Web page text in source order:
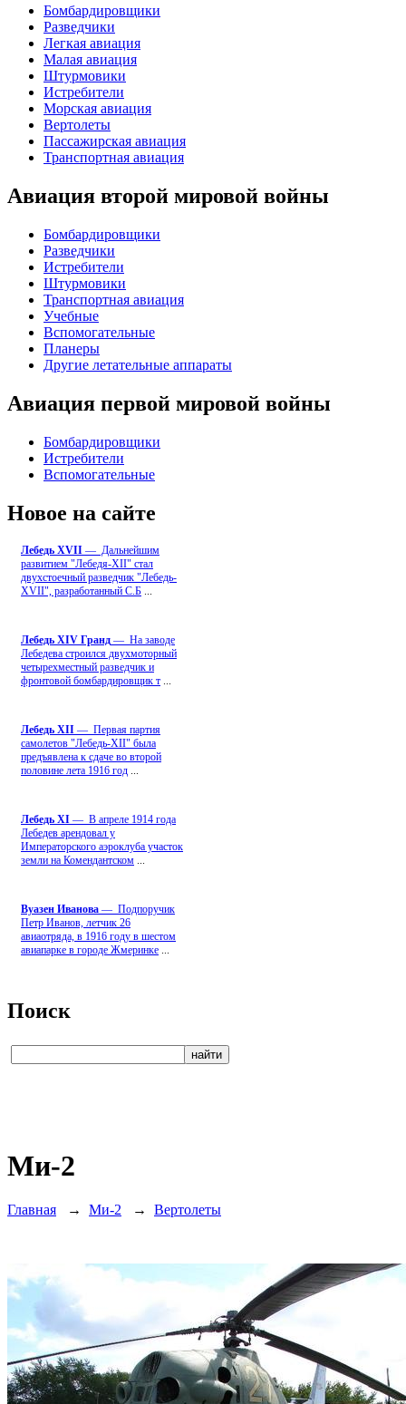
Бомбардировщики
Разведчики
Легкая авиация
Малая авиация
Штурмовики
Истребители
Морская авиация
Вертолеты
Пассажирская авиация
Транспортная авиация
Авиация второй мировой войны
Бомбардировщики
Разведчики
Истребители
Штурмовики
Транспортная авиация
Учебные
Вспомогательные
Планеры
Другие летательные аппараты
Авиация первой мировой войны
Бомбардировщики
Истребители
Вспомогательные
Новое на сайте
Лебедь ХVII — Дальнейшим
развитием "Лебедя-ХII" стал
двухстоечный разведчик "Лебедь-
XVII", разработанный С.Б
Лебедь ХIV Гранд — На заводе
Лебедева строился двухмоторный
четырехместный разведчик и
фронтовой бомбардировщик т
Лебедь ХII — Первая партия
самолетов "Лебедь-ХII" была
предъявлена к сдаче во второй
половине лета 1916 год
Лебедь ХI — В апреле 1914 года
Лебедев арендовал у
Императорского аэроклуба участок
земли на Комендантском
Вуазен Иванова — Подпоручик
Петр Иванов, летчик 26
авиаотряда, в 1916 году в шестом
авиапарке в городе Жмеринке
Поиск
Ми-2
Главная → Ми-2 → Вертолеты